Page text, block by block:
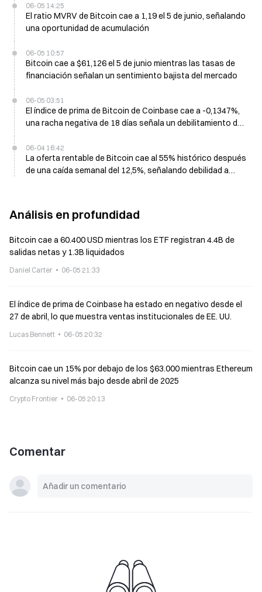
06-05 14:25
El ratio MVRV de Bitcoin cae a 1,19 el 5 de junio, señalando
una oportunidad de acumulación
06-05 10:57
Bitcoin cae a $61,126 el 5 de junio mientras las tasas de
financiación señalan un sentimiento bajista del mercado
06-05 03:51
El índice de prima de Bitcoin de Coinbase cae a -0,1347%,
una racha negativa de 18 días señala un debilitamiento de
06-04 16:42
La oferta rentable de Bitcoin cae al 55% histórico después
de una caída semanal del 12,5%, señalando debilidad a
Análisis en profundidad
Bitcoin cae a 60.400 USD mientras los ETF registran 4.4B de
salidas netas y 1.3B liquidados
Daniel Carter 06-05 21:33
El índice de prima de Coinbase ha estado en negativo desde el
27 de abril, lo que muestra ventas institucionales de EE. UU.
Lucas Bennett 06-05 20:32
Bitcoin cae un 15% por debajo de los $63.000 mientras Ethereum
alcanza su nivel más bajo desde abril de 2025
Crypto Frontier 06-05 20:13
Comentar